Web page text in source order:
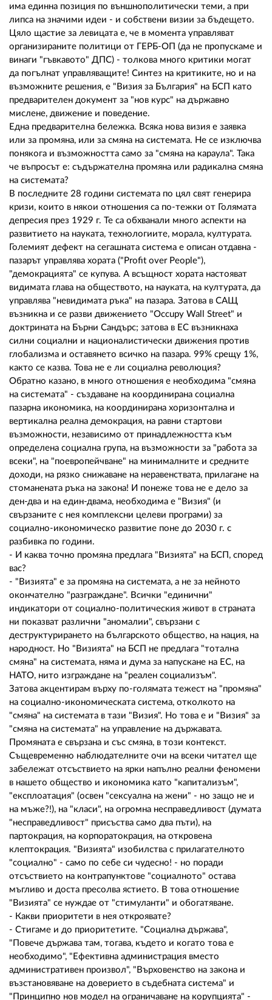
има единна позиция по външнополитически теми, а при
липса на значими идеи - и собствени визии за бъдещето.
Цяло щастие за левицата е, че в момента управляват
организираните политици от ГЕРБ-ОП (да не пропускаме и
винаги "гъвкавото" ДПС) - толкова много критики могат
да погълнат управляващите! Синтез на критиките, но и на
възможните решения, е "Визия за България" на БСП като
предварителен документ за "нов курс" на държавно
мислене, движение и поведение.
Една предварителна бележка. Всяка нова визия е заявка
или за промяна, или за смяна на системата. Не се изключва
понякога и възможността само за "смяна на караула". Така
че въпросът е: съдържателна промяна или радикална смяна
на системата?
В последните 28 години системата по цял свят генерира
кризи, които в някои отношения са по-тежки от Голямата
депресия през 1929 г. Те са обхванали много аспекти на
развитието на науката, технологиите, морала, културата.
Големият дефект на сегашната система е описан отдавна -
пазарът управлява хората ("Profit over People"),
"демокрацията" се купува. А всъщност хората настояват
видимата глава на обществото, на науката, на културата, да
управлява "невидимата ръка" на пазара. Затова в САЩ
възникна и се разви движението "Occupy Wall Street" и
доктрината на Бърни Сандърс; затова в ЕС възникнаха
силни социални и националистически движения против
глобализма и оставянето всичко на пазара. 99% срещу 1%,
както се казва. Това не е ли социална революция?
Обратно казано, в много отношения е необходима "смяна
на системата" - създаване на координирана социална
пазарна икономика, на координирана хоризонтална и
вертикална реална демокрация, на равни стартови
възможности, независимо от принадлежността към
определена социална група, на възможности за "работа за
всеки", на "поевропейчване" на минималните и средните
доходи, на рязко снижаване на неравенствата, прилагане на
стоманената ръка на закона! И понеже това не е дело за
ден-два и на един-двама, необходима е "Визия" (и
свързаните с нея комплексни целеви програми) за
социално-икономическо развитие поне до 2030 г. с
разбивка по години.
- И каква точно промяна предлага "Визията" на БСП, според
вас?
- "Визията" е за промяна на системата, а не за нейното
окончателно "разграждане". Всички "единични"
индикатори от социално-политическия живот в страната
ни показват различни "аномалии", свързани с
деструктурирането на българското общество, на нация, на
народност. Но "Визията" на БСП не предлага "тотална
смяна" на системата, няма и дума за напускане на ЕС, на
НАТО, нито изграждане на "реален социализъм".
Затова акцентирам върху по-голямата тежест на "промяна"
на социално-икономическата система, отколкото на
"смяна" на системата в тази "Визия". Но това е и "Визия" за
"смяна на системата" на управление на държавата.
Промяната е свързана и със смяна, в този контекст.
Същевременно наблюдателните очи на всеки читател ще
забележат отсъствието на ярки напълно реални феномени
в нашето общество и икономика като "капитализъм",
"експлоатация" (освен "сексуална на жени" - но защо не и
на мъже?!), на "класи", на огромна несправедливост (думата
"несправедливост" присъства само два пъти), на
партокрация, на корпоратокрация, на откровена
клептокрация. "Визията" изобилства с прилагателното
"социално" - само по себе си чудесно! - но поради
отсъствието на контрапунктове "социалното" остава
мъгливо и доста пресолва ястието. В това отношение
"Визията" се нуждае от "стимуланти" и обогатяване.
- Какви приоритети в нея откроявате?
- Стигаме и до приоритетите. "Социална държава",
"Повече държава там, тогава, където и когато това е
необходимо", "Ефективна администрация вместо
административен произвол", "Върховенство на закона и
възстановяване на доверието в съдебната система" и
"Принципно нов модел на ограничаване на корупцията" -